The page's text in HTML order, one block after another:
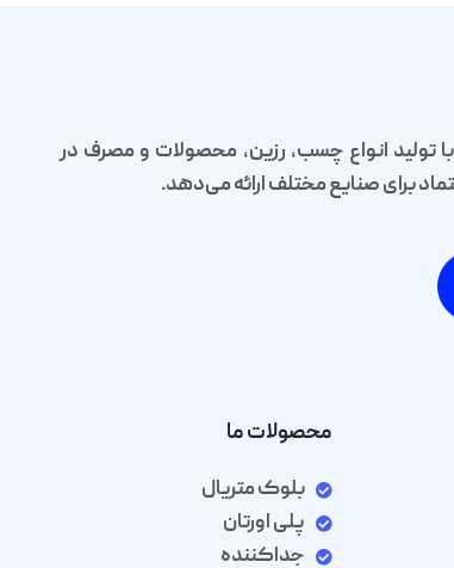
تولید انواع چسب، رزین، محصولات و مصرف در
برای صنایع مختلف ارائه می‌دهد.
محصولات ما
بلوک متریال
پلی اورتان
جداکننده